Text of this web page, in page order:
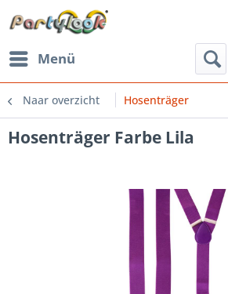
Menü
Naar overzicht Hosenträger
Hosenträger Farbe Lila